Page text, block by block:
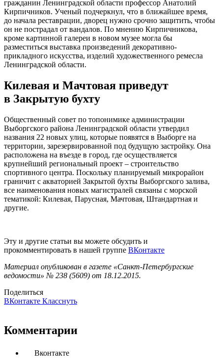
гражданин Ленинградской области профессор Анатолий
Кирпичников. Ученый подчеркнул, что в ближайшее время,
до начала реставрации, дворец нужно срочно защитить, чтобы
он не пострадал от вандалов. По мнению Кирпичникова,
кроме картинной галереи в новом музее могла бы
разместиться выставка произведений декоративно-
прикладного искусства, изделий художественного ремесла
Ленинградской области.
Килевая и Мачтовая приведут
в Закрытую бухту
Общественный совет по топонимике администрации
Выборгского района Ленинградской области утвердил
названия 22 новых улиц, которые появятся в Выборге на
территории, зарезервированной под будущую застройку. Она
расположена на въезде в город, где осуществляется
крупнейший региональный проект – строительство
спортивного центра. Поскольку планируемый микрорайон
граничит с акваторией Закрытой бухты Выборгского залива,
все наименования новых магистралей связаны с морской
тематикой: Килевая, Парусная, Мачтовая, Штандартная и
другие.
Эту и другие статьи вы можете обсудить и
прокомментировать в нашей группе ВКонтакте
Материал опубликован в газете «Санкт-Петербургские
ведомости» № 238 (5609) от 18.12.2015.
Поделиться
ВКонтакте Класснуть
Комментарии
Вконтакте